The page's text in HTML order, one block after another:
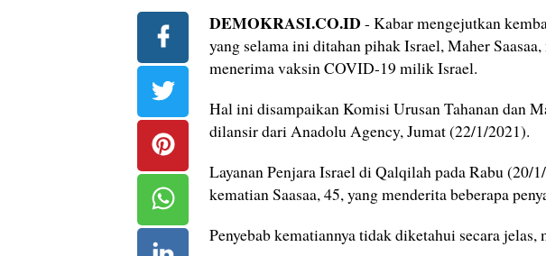
DEMOKRASI.CO.ID - Kabar mengejutkan
yang selama ini ditahan pihak Israel, Maher
menerima vaksin COVID-19 milik Israel.
Hal ini disampaikan Komisi Urusan Tahanan dan
dilansir dari Anadolu Agency, Jumat (22/1/2021).
Layanan Penjara Israel di Qalqilah pada Rabu (20/
kematian Saasaa, 45, yang menderita beberapa
Penyebab kematiannya tidak diketahui secara jelas,